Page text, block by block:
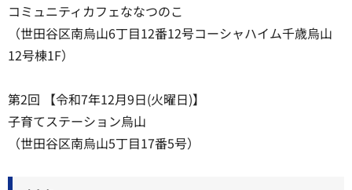
コミュニティカフェななつのこ
（世田谷区南烏山6丁目12番12号コーシャハイム千歳烏山
12号棟1F）
第2回 【令和7年12月9日(火曜日)】
子育てステーション烏山
（世田谷区南烏山5丁目17番5号）